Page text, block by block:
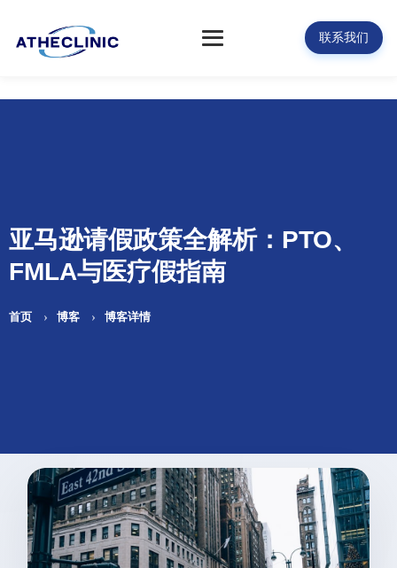
联系我们
亚马逊请假政策全解析：PTO、
FMLA与医疗假指南
首页 博客 博客详情